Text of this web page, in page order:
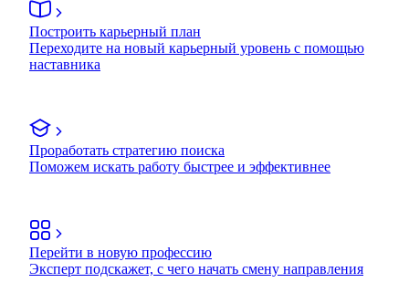
Построить карьерный план
Переходите на новый карьерный уровень с помощью
наставника
Проработать стратегию поиска
Поможем искать работу быстрее и эффективнее
Перейти в новую профессию
Эксперт подскажет, с чего начать смену направления